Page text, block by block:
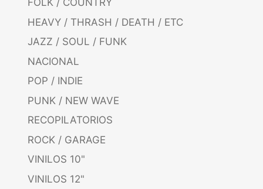
FOLK / COUNTRY
HEAVY / THRASH / DEATH / ETC
JAZZ / SOUL / FUNK
NACIONAL
POP / INDIE
PUNK / NEW WAVE
RECOPILATORIOS
ROCK / GARAGE
VINILOS 10"
VINILOS 12"